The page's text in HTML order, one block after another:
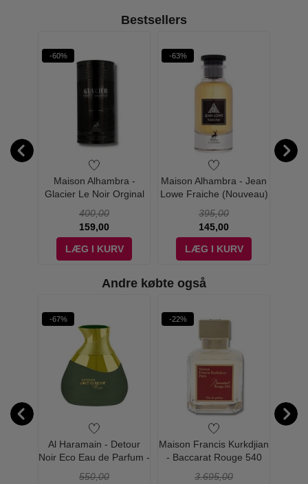
Bestsellers
-60%
Maison Alhambra -
Glacier Le Noir Orginal
400,00
159,00
LÆG I KURV
-63%
Maison Alhambra - Jean
Lowe Fraiche (Nouveau)
395,00
145,00
LÆG I KURV
Andre købte også
-67%
Al Haramain - Detour
Noir Eco Eau de Parfum -
550,00
-22%
Maison Francis Kurkdjian
- Baccarat Rouge 540
3.695,00